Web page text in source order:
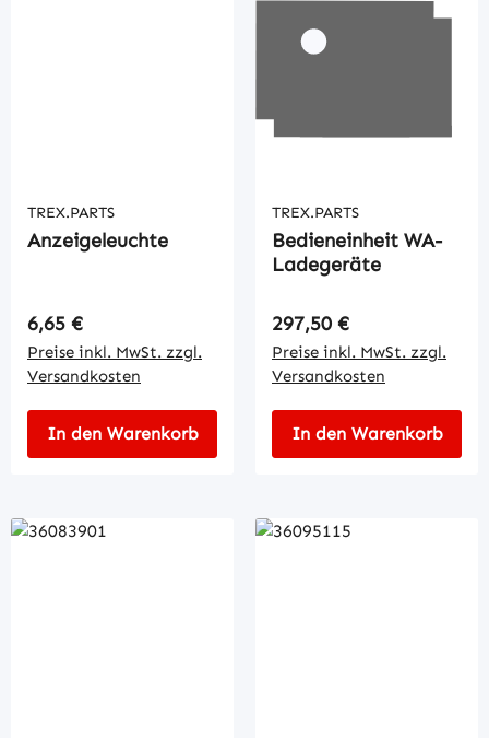
TREX.PARTS
Anzeigeleuchte
Regulärer Preis:
6,65 €
Preise inkl. MwSt. zzgl.
Versandkosten
In den Warenkorb
TREX.PARTS
Bedieneinheit WA-
Ladegeräte
Regulärer Preis:
297,50 €
Preise inkl. MwSt. zzgl.
Versandkosten
In den Warenkorb